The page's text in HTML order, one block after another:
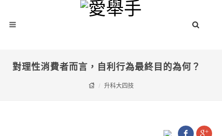
對理性消費者而言，自利行為最終目的為何？
升科大四技